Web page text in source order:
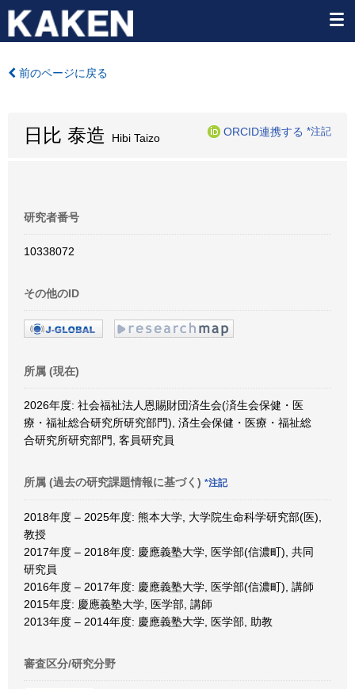
前のページに戻る
日比 泰造 Hibi Taizo
ORCID連携する *注記
研究者番号
10338072
その他のID
所属 (現在)
2026年度: 社会福祉法人恩賜財団済生会(済生会保健・医
療・福祉総合研究所研究部門), 済生会保健・医療・福祉総
合研究所研究部門, 客員研究員
所属 (過去の研究課題情報に基づく) *注記
2018年度 – 2025年度: 熊本大学, 大学院生命科学研究部(医),
教授
2017年度 – 2018年度: 慶應義塾大学, 医学部(信濃町), 共同
研究員
2016年度 – 2017年度: 慶應義塾大学, 医学部(信濃町), 講師
2015年度: 慶應義塾大学, 医学部, 講師
2013年度 – 2014年度: 慶應義塾大学, 医学部, 助教
審査区分/研究分野